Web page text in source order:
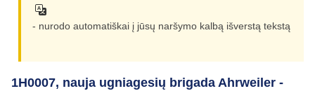
- nurodo automatiškai į jūsų naršymo kalbą išverstą tekstą
1H0007, nauja ugniagesių brigada Ahrweiler -